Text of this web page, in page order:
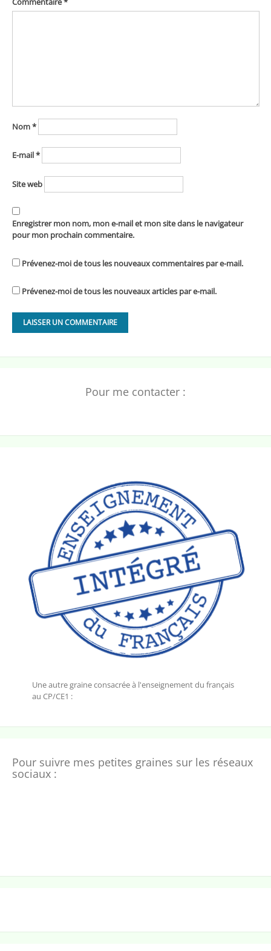
Nom*
E-mail*
Site web
Enregistrer mon nom, mon e-mail et mon site dans le navigateur
pour mon prochain commentaire.
Prévenez-moi de tous les nouveaux commentaires par e-mail.
Prévenez-moi de tous les nouveaux articles par e-mail.
Pour me contacter :
Une autre graine consacrée à l'enseignement du français
au CP/CE1 :
Pour suivre mes petites graines sur les réseaux
sociaux :